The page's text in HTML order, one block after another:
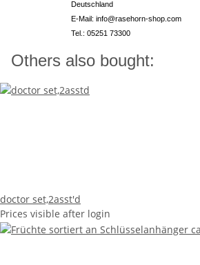
Deutschland
E-Mail: info@rasehorn-shop.com
Tel.: 05251 73300
Others also bought:
doctor set,2asst'd
Prices visible after login